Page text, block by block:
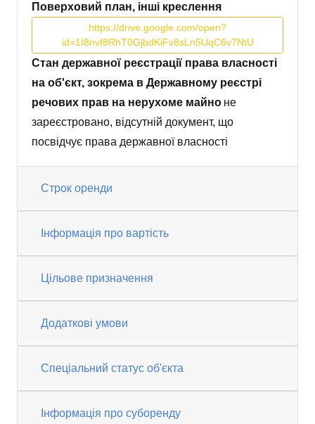
Поверховий план, інші креслення
https://drive.google.com/open?
id=1I8nvf8RhT0GjbdKiFv8sLn5UqC6v7NtU
Стан державної реєстрації права власності
на об'єкт, зокрема в Державному реєстрі
речових прав на нерухоме майно не
зареєстровано, відсутній документ, що
посвідчує права державної власності
Строк оренди
Інформація про вартість
Цільове призначення
Додаткові умови
Спеціальний статус об'єкта
Інформація про суборенду